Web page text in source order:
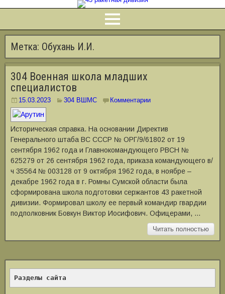
Метка: Обухань И.И.
304 Военная школа младших
специалистов
15.03.2023 304 ВШМС Комментарии
Историческая справка. На основании Директив
Генерального штаба ВС СССР № ОРГ/9/61802 от 19
сентября 1962 года и Главнокомандующего РВСН №
625279 от 26 сентября 1962 года, приказа командующего в/
ч 35564 № 003128 от 9 октября 1962 года, в ноябре –
декабре 1962 года в г. Ромны Сумской области была
сформирована школа подготовки сержантов 43 ракетной
дивизии. Формировал школу ее первый командир гвардии
подполковник Бовкун Виктор Иосифович. Офицерами, …
Читать полностью
Разделы сайта